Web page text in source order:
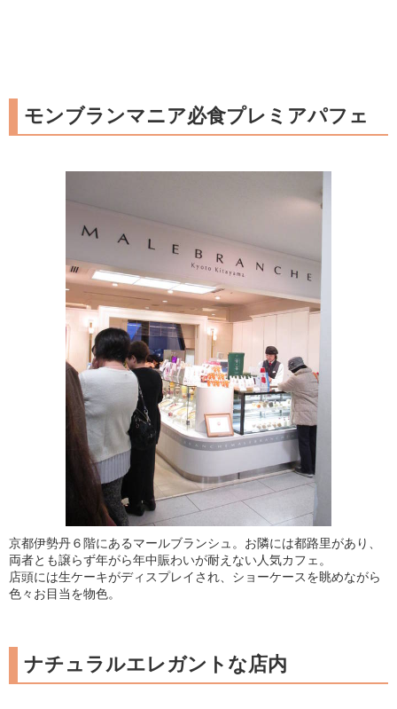
モンブランマニア必食プレミアパフェ
京都伊勢丹６階にあるマールブランシュ。お隣には都路里があり、
両者とも譲らず年がら年中賑わいが耐えない人気カフェ。
店頭には生ケーキがディスプレイされ、ショーケースを眺めながら
色々お目当を物色。
ナチュラルエレガントな店内